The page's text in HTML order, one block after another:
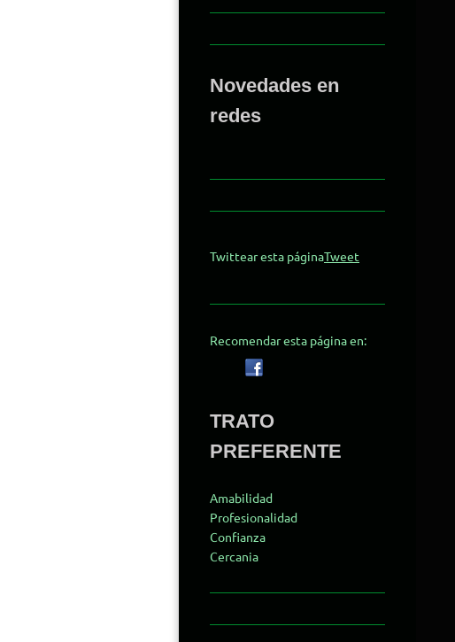
Novedades en
redes
Twittear esta páginaTweet
Recomendar esta página en:
TRATO
PREFERENTE
Amabilidad
Profesionalidad
Confianza
Cercania